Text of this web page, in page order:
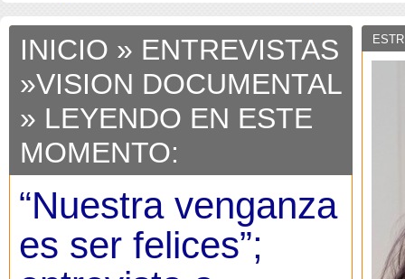
INICIO » ENTREVISTAS
»VISION DOCUMENTAL
» LEYENDO EN ESTE
MOMENTO:
“Nuestra venganza
es ser felices”;